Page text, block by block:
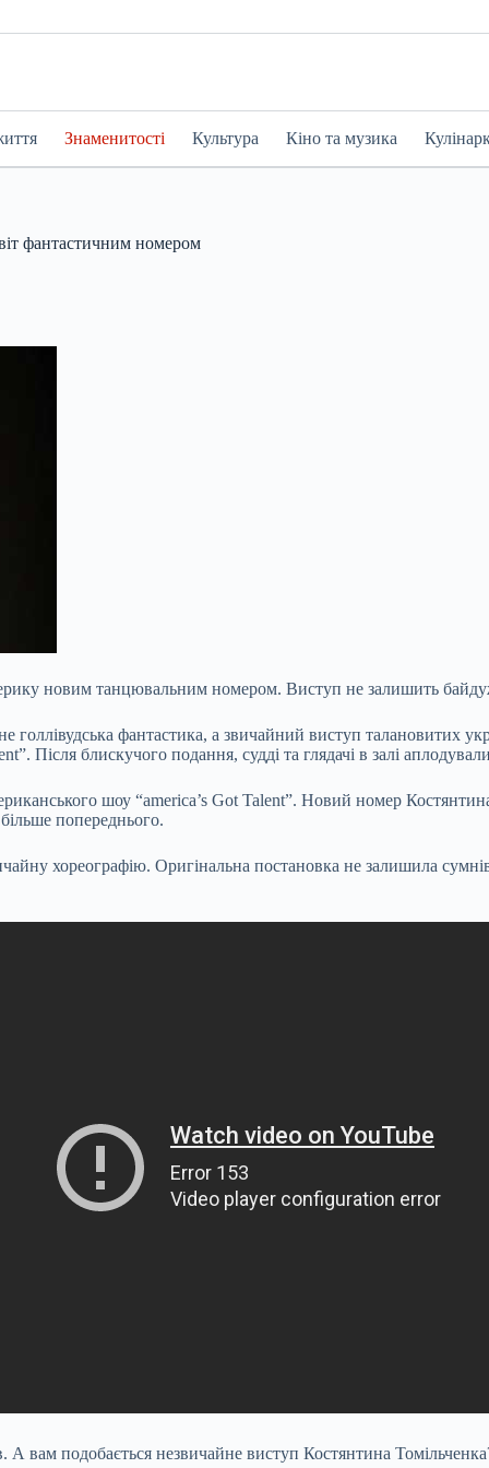
Знаменитості Культура Кіно та музика
фантастичним номером
новим танцювальним номером. Виступ не залишить
голлівудська фантастика, а звичайний виступ талановитих
Після блискучого подання, судді та глядачі в залі
шоу “america’s Got Talent”. Новий номер
попереднього.
хореографію. Оригінальна постановка не залишила
А вам подобається незвичайне виступ Костянтина